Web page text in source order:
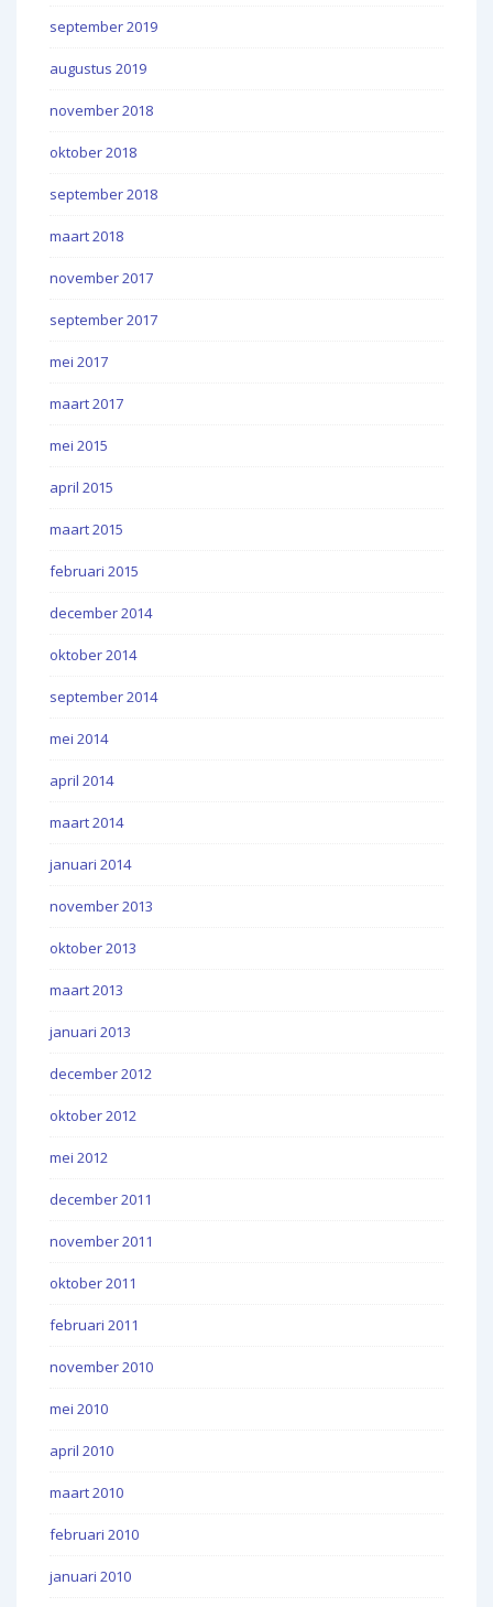
september 2019
augustus 2019
november 2018
oktober 2018
september 2018
maart 2018
november 2017
september 2017
mei 2017
maart 2017
mei 2015
april 2015
maart 2015
februari 2015
december 2014
oktober 2014
september 2014
mei 2014
april 2014
maart 2014
januari 2014
november 2013
oktober 2013
maart 2013
januari 2013
december 2012
oktober 2012
mei 2012
december 2011
november 2011
oktober 2011
februari 2011
november 2010
mei 2010
april 2010
maart 2010
februari 2010
januari 2010